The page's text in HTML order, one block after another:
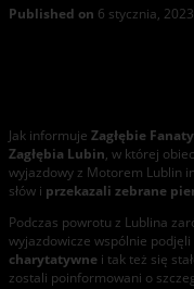
Published on 6 stycznia,
Jak informuje Zagłębie
Zagłębia Lubin, w której
wyjazdowy z Motorem Lublin
słów i przekazali zebrane
Podczas powrotu z Lublina
wyjazdowicze wspólnie
charytatywne i tak też się
zostali poinformowani o